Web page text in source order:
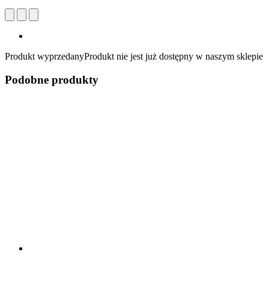
Produkt wyprzedanyProdukt nie jest już dostępny w naszym sklepie
Podobne produkty